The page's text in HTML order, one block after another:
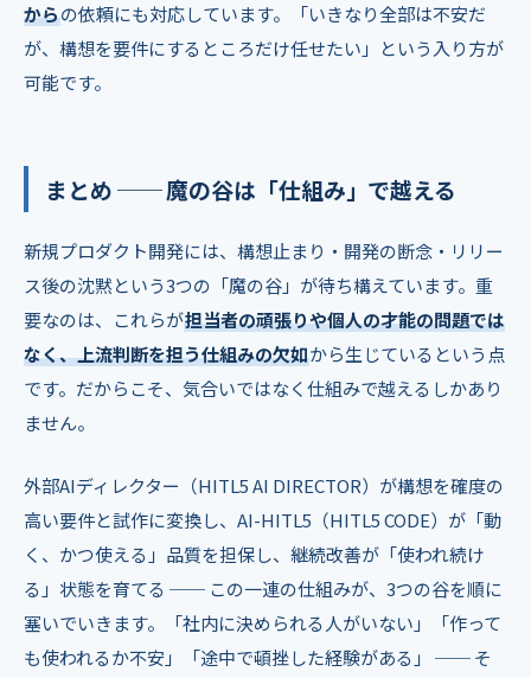
からの依頼にも対応しています。「いきなり全部は不安だ
が、構想を要件にするところだけ任せたい」という入り方が
可能です。
まとめ ── 魔の谷は「仕組み」で越える
新規プロダクト開発には、構想止まり・開発の断念・リリー
ス後の沈黙という3つの「魔の谷」が待ち構えています。重
要なのは、これらが担当者の頑張りや個人の才能の問題では
なく、上流判断を担う仕組みの欠如から生じているという点
です。だからこそ、気合いではなく仕組みで越えるしかあり
ません。
外部AIディレクター（HITL5 AI DIRECTOR）が構想を確度の
高い要件と試作に変換し、AI-HITL5（HITL5 CODE）が「動
く、かつ使える」品質を担保し、継続改善が「使われ続け
る」状態を育てる ── この一連の仕組みが、3つの谷を順に
塞いでいきます。「社内に決められる人がいない」「作って
も使われるか不安」「途中で頓挫した経験がある」 ── そ